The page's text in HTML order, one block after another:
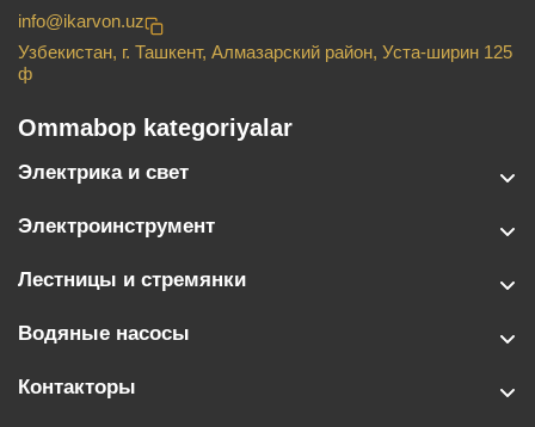
info@ikarvon.uz
Узбекистан, г. Ташкент, Алмазарский район, Уста-ширин 125
ф
Ommabop kategoriyalar
Электрика и свет
Электроинструмент
Лестницы и стремянки
Водяные насосы
Контакторы